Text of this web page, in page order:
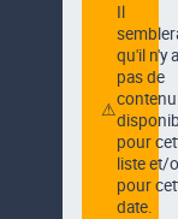
⚠
Il
qu'il n'y a
pas de
contenu
pour
liste et/
pour
date.